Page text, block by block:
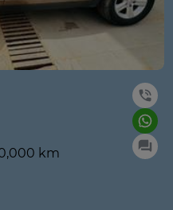
km